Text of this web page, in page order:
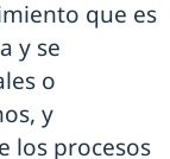
que es
y se
o
y
los procesos